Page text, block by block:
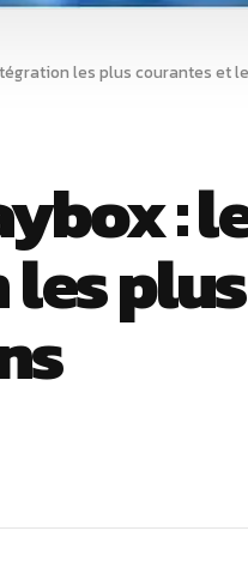
les plus courantes et
: